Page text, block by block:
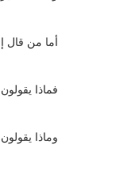
أما من قال
فماذا
وماذا